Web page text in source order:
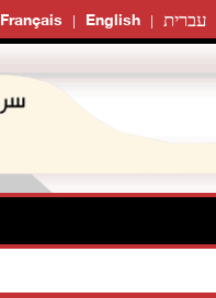
Français English עברית